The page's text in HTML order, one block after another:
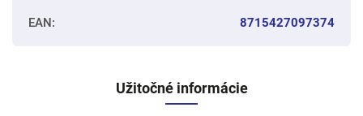
EAN: 8715427097374
Užitočné informácie